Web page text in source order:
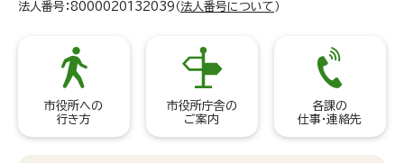
法人番号：8000020132039（ 法人番号について ）
市役所への
行き方
市役所庁舎の
ご案内
各課の
仕事・連絡先